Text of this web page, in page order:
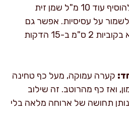
יותר, אבל אז אני ממליץ להוסיף עוד 10 מ"ל שמן זית
על עסיסיות. אפשר גם
להוסיף עוד ירק כמו קישוא בקוביות 2 ס"מ ב-15 הדקות
קערה עמוקה, מעל כף טחינה
ואז כף מהרוטב. זה שילוב
תחושה של ארוחה מלאה בלי